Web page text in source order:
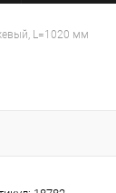
L=1020 мм